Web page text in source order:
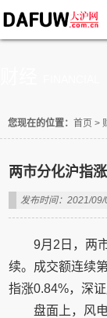
您现在的位置： 首页 >
两市分化沪指
发布时间：2021/09/
9月2日，两
续。成交额连续
指涨0.84%，深
盘面上，风